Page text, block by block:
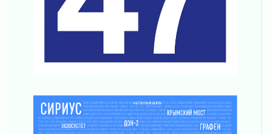
Ленобласть повышает производительность
03 августа 2026
Поддержка волонтерских объединений
03 августа 2026
03 августа 2026
Музеи Ленобласти обновляют пространства
03 августа 2026